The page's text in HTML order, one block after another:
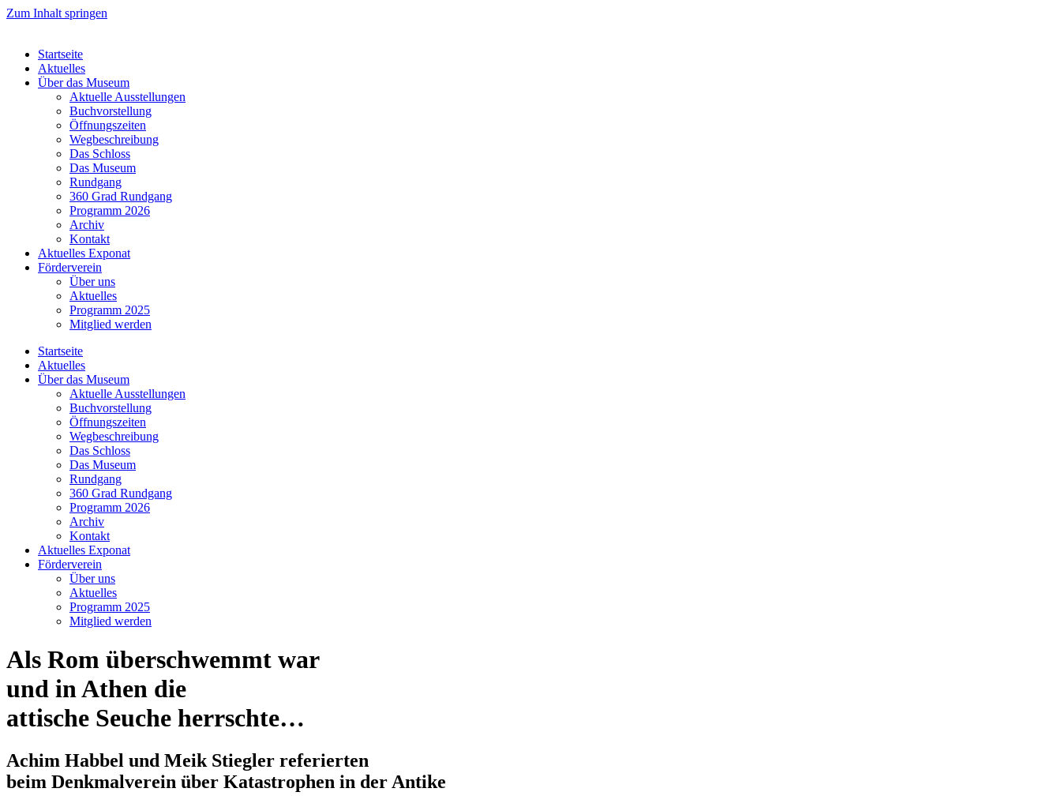
Zum Inhalt springen
Startseite
Aktuelles
Über das Museum
Aktuelle Ausstellungen
Buchvorstellung
Öffnungszeiten
Wegbeschreibung
Das Schloss
Das Museum
Rundgang
360 Grad Rundgang
Programm 2026
Archiv
Kontakt
Aktuelles Exponat
Förderverein
Über uns
Aktuelles
Programm 2025
Mitglied werden
Startseite
Aktuelles
Über das Museum
Aktuelle Ausstellungen
Buchvorstellung
Öffnungszeiten
Wegbeschreibung
Das Schloss
Das Museum
Rundgang
360 Grad Rundgang
Programm 2026
Archiv
Kontakt
Aktuelles Exponat
Förderverein
Über uns
Aktuelles
Programm 2025
Mitglied werden
Als Rom überschwemmt war
und in Athen die
attische Seuche herrschte…
Achim Habbel und Meik Stiegler referierten
beim Denkmalverein über Katastrophen in der Antike